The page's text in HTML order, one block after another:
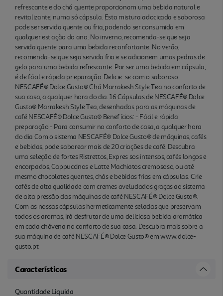
chocolates quentes, chás e bebidas frias em
cápsulas. Crie cafés de alta qualidade com cremes
aveludados graças ao sistema de alta pressão das
máquinas de café NESCAFÉ® Dolce Gusto®. Com
as nossas cápsulas hermeticamente seladas que
preservam todos os aromas, irá desfrutar de uma
deliciosa bebida aromática em cada chávena no
conforto de sua casa. Descubra mais sobre a sua
máquina de café NESCAFÉ® Dolce Gusto® em
www.dolce-gusto.pt
refrescante e do chá quente proporcionam uma bebida natural e
revitalizante, numa só cápsula. Esta mistura adocicada e saborosa
pode ser servida quente ou fria, podendo ser consumida em
qualquer est ação do ano. No inverno, recomenda-se que seja
servida quente para uma bebida reconfortante. No verão,
recomenda-se que seja servida fria e se adicionem umas pedras de
gelo para uma bebida refrescante. Por ser uma bebida em cápsula,
é de fácil e rápida pr eparação. Delicie-se com o saboroso
NESCAFÉ® Dolce Gusto® Chá Marrakesh Style Tea no conforto de
sua casa, a qualquer hora do dia. 16 Cápsulas de NESCAFÉ® Dolce
Gusto® Marrakesh Style Tea, desenhadas para as máquinas de
café NESCAFÉ® Dolce Gusto® Benef ícios: - Fácil e rápida
preparação - Para consumir no conforto de casa, a qualquer hora
do dia Com o sistema NESCAFÉ® Dolce Gusto® de máquinas, cafés
e bebidas, pode saborear mais de 20 criações de café. Descubra
uma seleção de fortes Ristrettos, Expres sos intensos, cafés longos e
encorpados, Cappuccinos e Latte Machiatos cremososo, ou até
mesmo chocolates quentes, chás e bebidas frias em cápsulas. Crie
cafés de alta qualidade com cremes aveludados graças ao sistema
de alta pressão das máquinas de café NESCAFÉ® Dolce Gusto®.
Com as nossas cápsulas hermeticamente seladas que preservam
todos os aromas, irá desfrutar de uma deliciosa bebida aromática
em cada chávena no conforto de sua casa. Descubra mais sobre a
sua máquina de café NESCAFÉ® Dolce Gusto® em www.dolce-
gusto.pt
Características
Quantidade Liquida